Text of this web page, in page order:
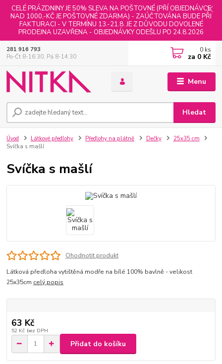
CELÉ PRÁZDNINY JE 50% SLEVA NA POŠTOVNÉ (PŘÍ OBJEDNÁVCE
NAD 1000,-KČ JE POŠTOVNÉ ZDARMA) - ZAÚČTOVÁNA BUDE PŘI
FAKTURACI - V TERMÍNU 13.-21.8. JE Z DŮVODU DOVOLENÉ
PRODEJNA UZAVŘENA - OBJEDNÁVKY ODEŠLU PO 24.8.2026
Menu
Hledat
281 916 793
Po-Čt 8-16:30, Pá 8-14:30
0 ks
za 0 Kč
Úvod Látkové předlohy Předlohy na plátně Dečky
25x35 cm
Svíčka s mašlí
Svíčka s mašlí
Ohodnotit produkt
Látková předloha vytištěná modře na bílé 100% bavlně - velikost
25x35cm celý popis
63 Kč
52 Kč bez DPH
Přidat do košíku